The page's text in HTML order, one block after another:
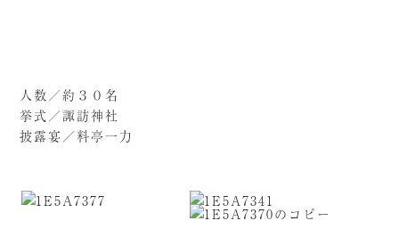
人数／約３０名
挙式／諏訪神社
披露宴／料亭一力